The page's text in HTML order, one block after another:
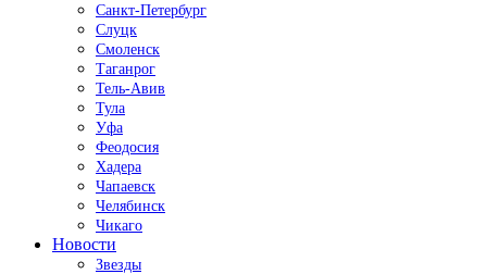
Санкт-Петербург
Слуцк
Смоленск
Таганрог
Тель-Авив
Тула
Уфа
Феодосия
Хадера
Чапаевск
Челябинск
Чикаго
Новости
Звезды